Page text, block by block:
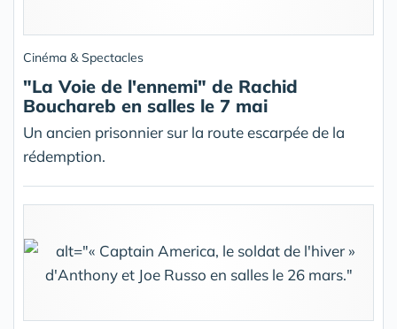
Cinéma & Spectacles
"La Voie de l'ennemi" de Rachid
Bouchareb en salles le 7 mai
Un ancien prisonnier sur la route escarpée de la
rédemption.